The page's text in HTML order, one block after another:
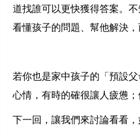
道找誰可以更快獲得答案。
看懂孩子的問題、幫他解決
若你也是家中孩子的「預設
心情，有時的確很讓人疲憊
下一回，讓我們來討論看看